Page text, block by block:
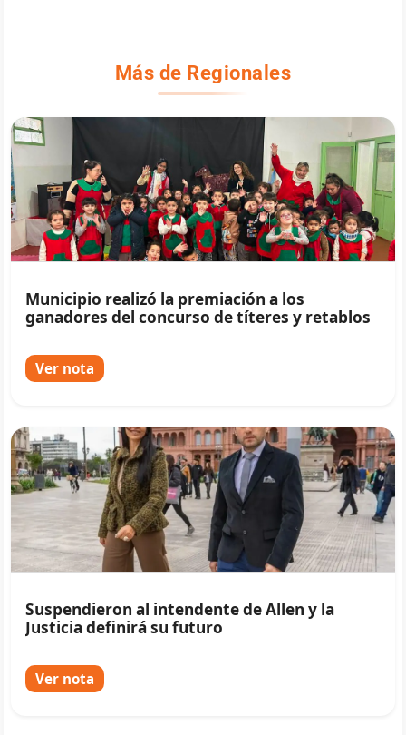
Más de Regionales
Municipio realizó la premiación a los
ganadores del concurso de títeres y retablos
Ver nota
Suspendieron al intendente de Allen y la
Justicia definirá su futuro
Ver nota